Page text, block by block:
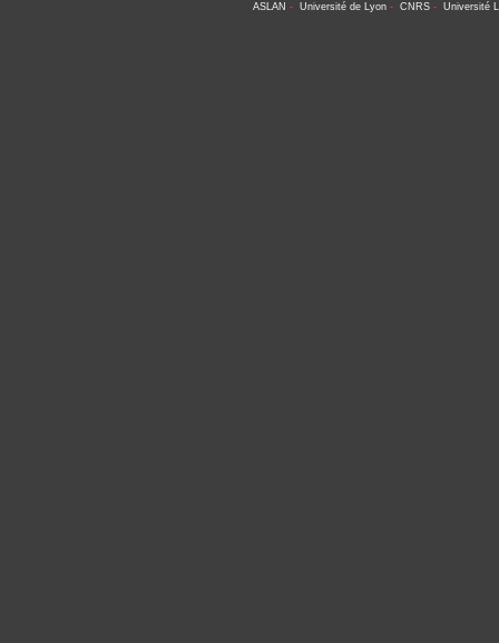
ASLAN - Université de Lyon- CNRS- Université